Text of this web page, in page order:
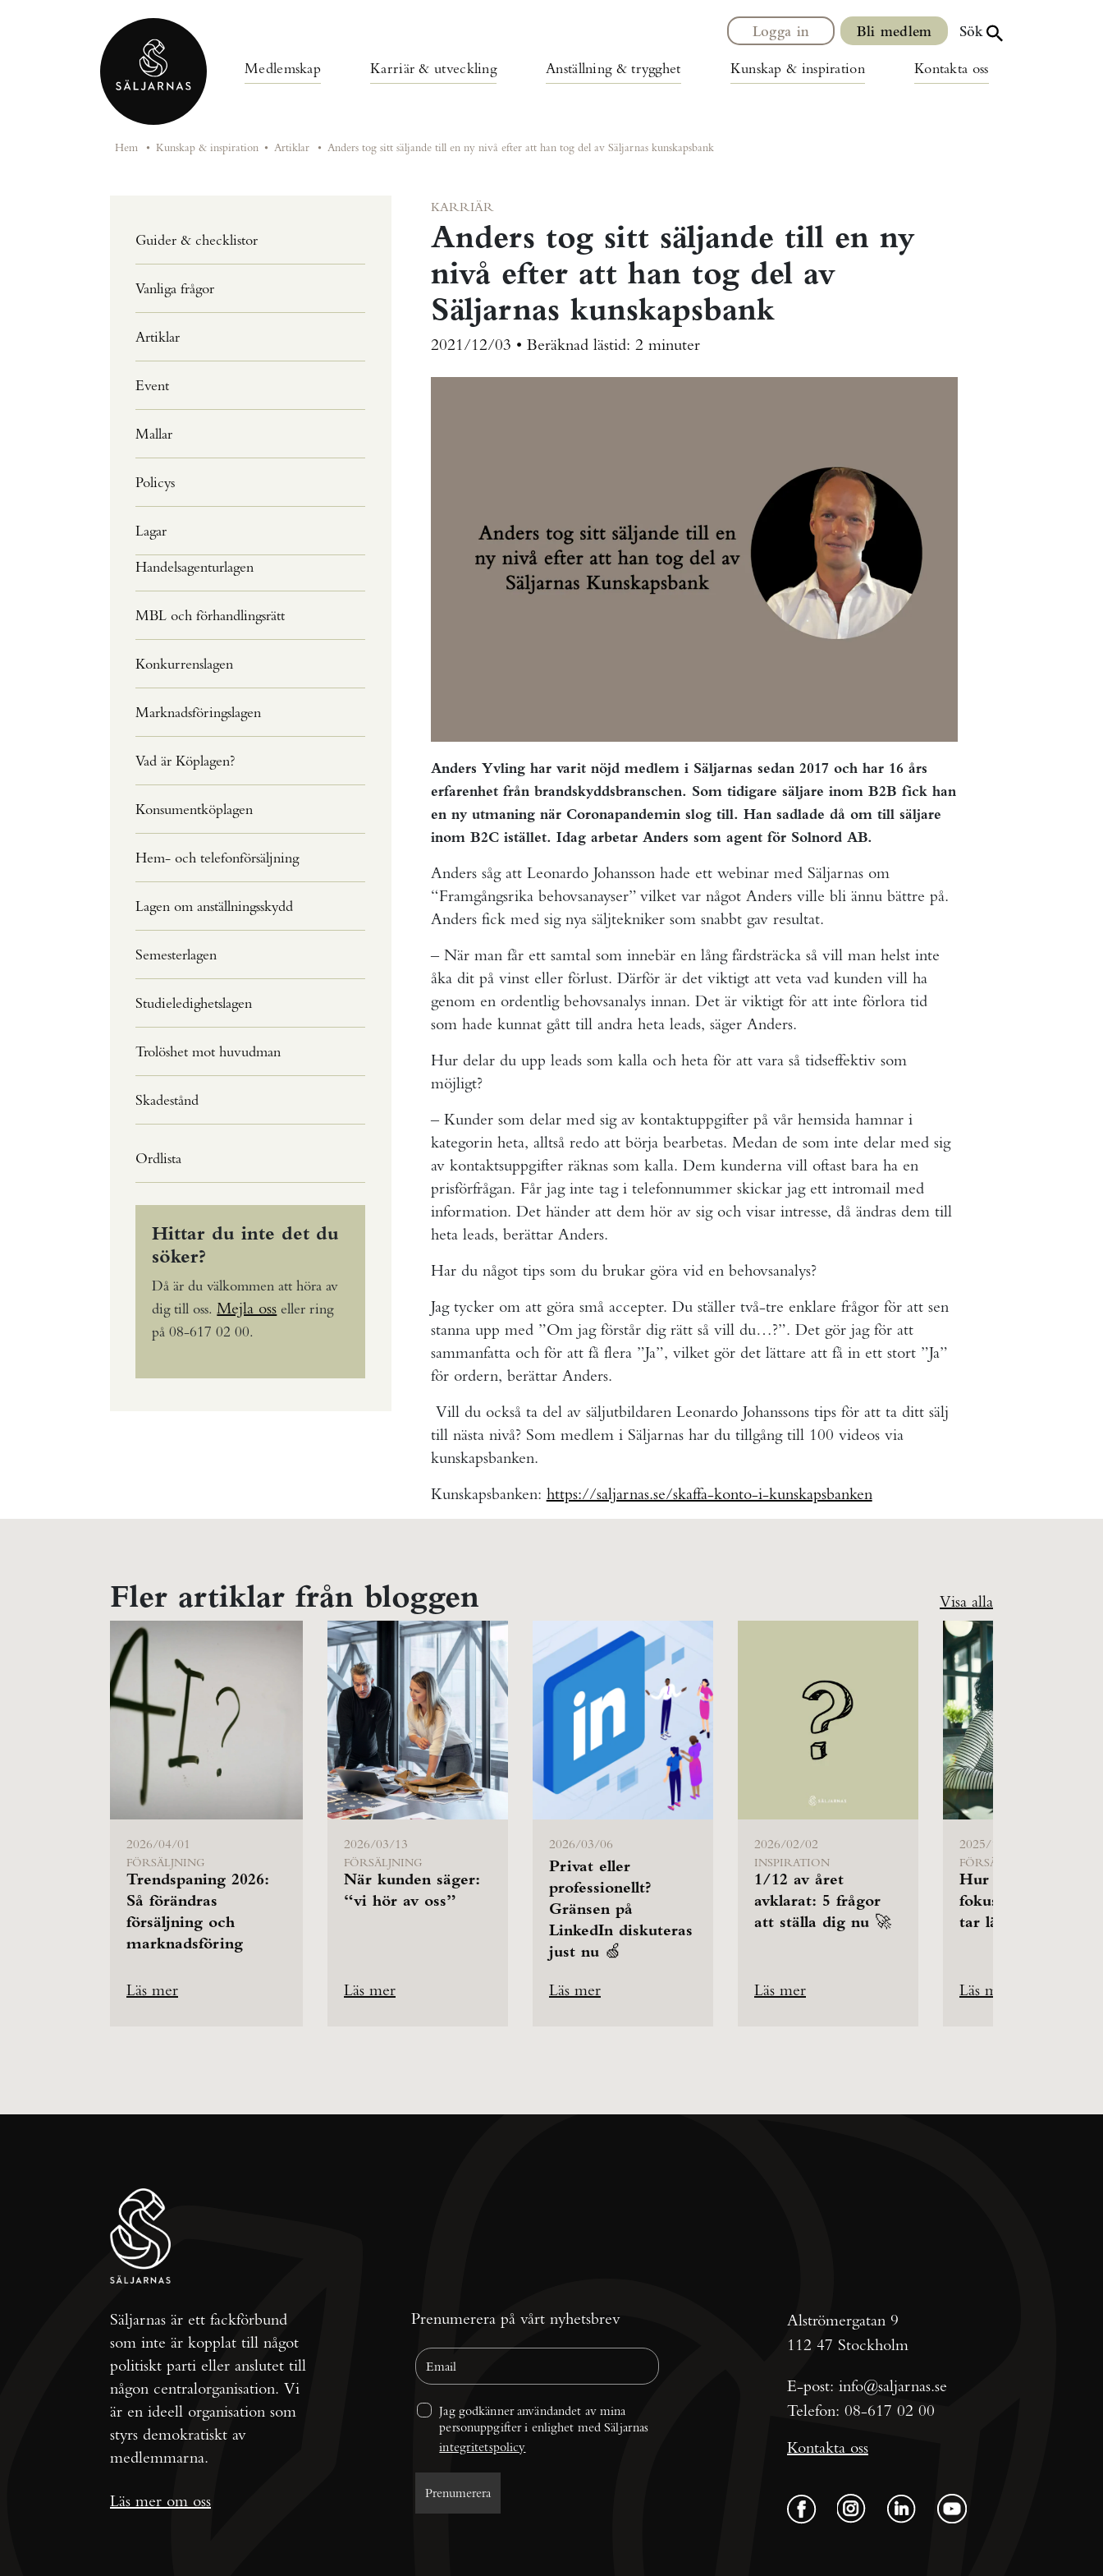
Medlemskap Karriär & utveckling Anställning & trygghet Kunskap & inspiration Kontakta oss
Logga in Bli medlem Sök
Hem • Kunskap & inspiration • Artiklar • Anders tog sitt säljande till en ny nivå efter att han tog del av Säljarnas kunskapsbank
Guider & checklistor
Vanliga frågor
Artiklar
Event
Mallar
Policys
Lagar
Handelsagenturlagen
MBL och förhandlingsrätt
Konkurrenslagen
Marknadsföringslagen
Vad är Köplagen?
Konsumentköplagen
Hem- och telefonförsäljning
Lagen om anställningsskydd
Semesterlagen
Studieledighetslagen
Trolöshet mot huvudman
Skadestånd
Ordlista
Hittar du inte det du
söker?
Då är du välkommen att höra av
dig till oss. Mejla oss eller ring
på 08-617 02 00.
KARRIÄR
Anders tog sitt säljande till en ny
nivå efter att han tog del av
Säljarnas kunskapsbank
2021/12/03 • Beräknad lästid: 2 minuter
Anders Yvling har varit nöjd medlem i Säljarnas sedan 2017 och har 16 års
erfarenhet från brandskyddsbranschen. Som tidigare säljare inom B2B fick han
en ny utmaning när Coronapandemin slog till. Han sadlade då om till säljare
inom B2C istället. Idag arbetar Anders som agent för Solnord AB.
Anders såg att Leonardo Johansson hade ett webinar med Säljarnas om
“Framgångsrika behovsanayser” vilket var något Anders ville bli ännu bättre på.
Anders fick med sig nya säljtekniker som snabbt gav resultat.
– När man får ett samtal som innebär en lång färdsträcka så vill man helst inte
åka dit på vinst eller förlust. Därför är det viktigt att veta vad kunden vill ha
genom en ordentlig behovsanalys innan. Det är viktigt för att inte förlora tid
som hade kunnat gått till andra heta leads, säger Anders.
Hur delar du upp leads som kalla och heta för att vara så tidseffektiv som
möjligt?
– Kunder som delar med sig av kontaktuppgifter på vår hemsida hamnar i
kategorin heta, alltså redo att börja bearbetas. Medan de som inte delar med sig
av kontaktsuppgifter räknas som kalla. Dem kunderna vill oftast bara ha en
prisförfrågan. Får jag inte tag i telefonnummer skickar jag ett intromail med
information. Det händer att dem hör av sig och visar intresse, då ändras dem till
heta leads, berättar Anders.
Har du något tips som du brukar göra vid en behovsanalys?
Jag tycker om att göra små accepter. Du ställer två-tre enklare frågor för att sen
stanna upp med ”Om jag förstår dig rätt så vill du…?”. Det gör jag för att
sammanfatta och för att få flera ”Ja”, vilket gör det lättare att få in ett stort ”Ja”
för ordern, berättar Anders.
Vill du också ta del av säljutbildaren Leonardo Johanssons tips för att ta ditt sälj
till nästa nivå? Som medlem i Säljarnas har du tillgång till 100 videos via
kunskapsbanken.
Kunskapsbanken: https://saljarnas.se/skaffa-konto-i-kunskapsbanken
Fler artiklar från bloggen Visa alla
2026/04/01
FÖRSÄLJNING
Trendspaning 2026:
Så förändras
försäljning och
marknadsföring
Läs mer
2026/03/13
FÖRSÄLJNING
När kunden säger:
“vi hör av oss”
Läs mer
2026/03/06
Privat eller
professionellt?
Gränsen på
LinkedIn diskuteras
just nu 🍏
Läs mer
2026/02/02
INSPIRATION
1/12 av året
avklarat: 5 frågor
att ställa dig nu 🚀
Läs mer
2025/12/19
FÖRSÄLJNING
Hur behåller du
fokus när affärerna
tar längre tid?
Läs mer
Säljarnas är ett fackförbund
som inte är kopplat till något
politiskt parti eller anslutet till
någon centralorganisation. Vi
är en ideell organisation som
styrs demokratiskt av
medlemmarna.
Läs mer om oss
Prenumerera på vårt nyhetsbrev
Jag godkänner användandet av mina
integritetspolicy
Alströmergatan 9
112 47 Stockholm
E-post: info@saljarnas.se
Telefon: 08-617 02 00
Kontakta oss